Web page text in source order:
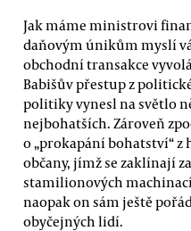
Jak máme ministrovi
daňovým únikům myslí
obchodní transakce
Babišův přestup z
politiky vynesl na světlo
nejbohatších. Zároveň
o „prokapání bohatství“
občany, jímž se zaklínají
stamilionových
naopak on sám ještě
obyčejných lidí.